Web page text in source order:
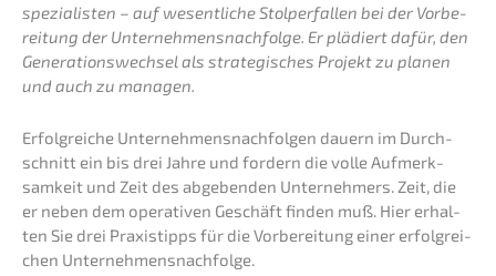
spezialisten – auf wesent­li­che Stolper­fal­len bei der Vorbe­
rei­tung der Unternehmens­nachfolge. Er plädiert dafür, den
Generations­wechsel als strate­gi­sches Projekt zu planen
und auch zu managen.
Erfolg­rei­che Unter­neh­mens­nach­fol­gen dauern im Durch­
schnitt ein bis drei Jahre und fordern die volle Aufmerk­
sam­keit und Zeit des abgeben­den Unter­neh­mers. Zeit, die
er neben dem opera­ti­ven Geschäft finden muß. Hier erhal­
ten Sie drei Praxis­tipps für die Vorbe­rei­tung einer erfolg­rei­
chen Unternehmensnachfolge.